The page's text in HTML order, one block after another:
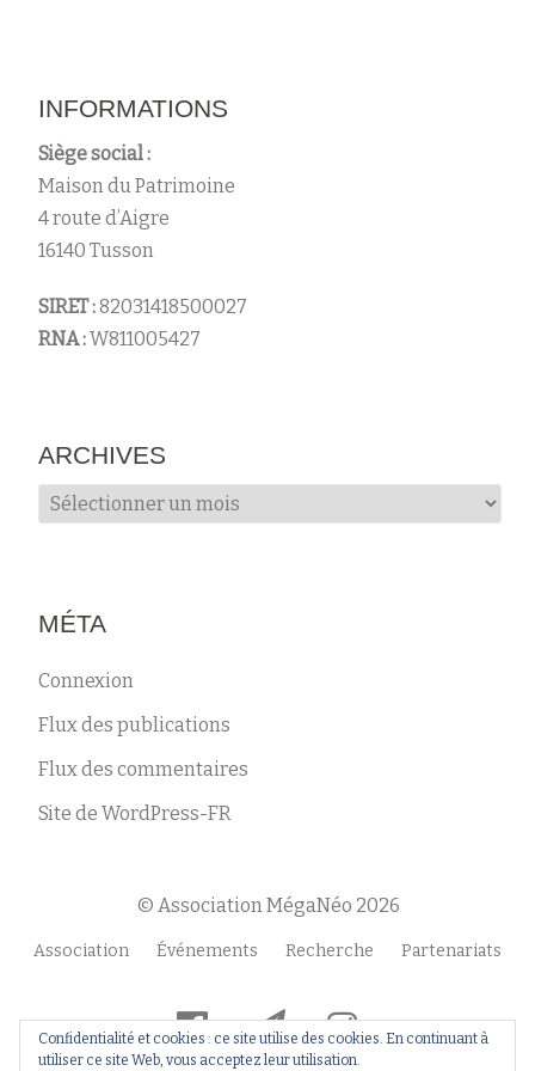
INFORMATIONS
Siège social :
Maison du Patrimoine
4 route d’Aigre
16140 Tusson
SIRET :82031418500027
RNA :W811005427
ARCHIVES
Archives
MÉTA
Connexion
Flux des publications
Flux des commentaires
Site de WordPress-FR
© Association MégaNéo 2026
Menu
Association Événements Recherche Partenariats
fa-
facebook-
fa-
paper-
fa-
instagram
Confidentialité et cookies : ce site utilise des cookies. En continuant à
utiliser ce site Web, vous acceptez leur utilisation.